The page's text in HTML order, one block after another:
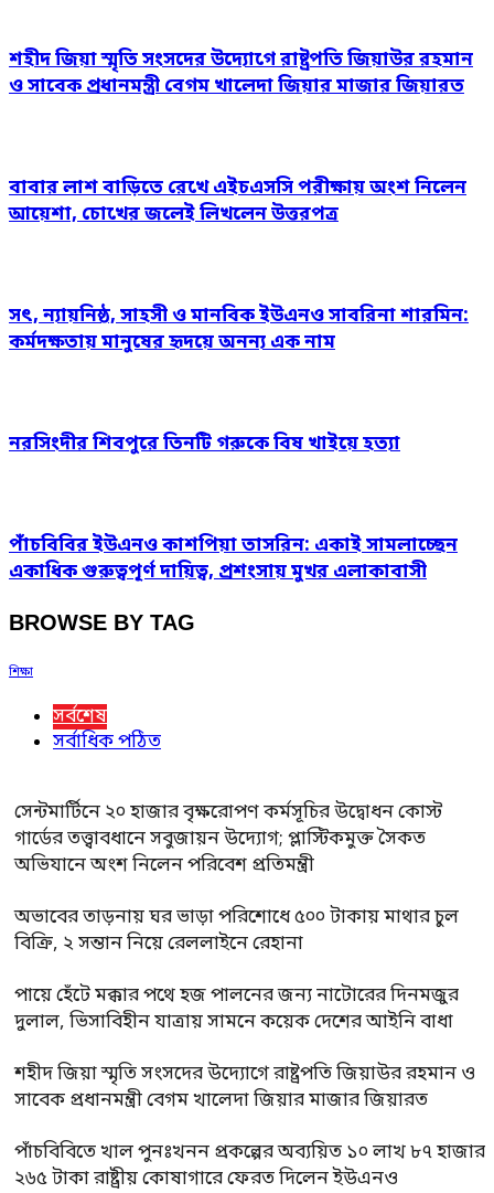
শহীদ জিয়া স্মৃতি সংসদের উদ্যোগে রাষ্ট্রপতি জিয়াউর রহমান
ও সাবেক প্রধানমন্ত্রী বেগম খালেদা জিয়ার মাজার জিয়ারত
বাবার লাশ বাড়িতে রেখে এইচএসসি পরীক্ষায় অংশ নিলেন
আয়েশা, চোখের জলেই লিখলেন উত্তরপত্র
সৎ, ন্যায়নিষ্ঠ, সাহসী ও মানবিক ইউএনও সাবরিনা শারমিন:
কর্মদক্ষতায় মানুষের হৃদয়ে অনন্য এক নাম
নরসিংদীর শিবপুরে তিনটি গরুকে বিষ খাইয়ে হত্যা
পাঁচবিবির ইউএনও কাশপিয়া তাসরিন: একাই সামলাচ্ছেন
একাধিক গুরুত্বপূর্ণ দায়িত্ব, প্রশংসায় মুখর এলাকাবাসী
BROWSE BY TAG
শিক্ষা
সর্বশেষ
সর্বাধিক পঠিত
সেন্টমার্টিনে ২০ হাজার বৃক্ষরোপণ কর্মসূচির উদ্বোধন কোস্ট
গার্ডের তত্ত্বাবধানে সবুজায়ন উদ্যোগ; প্লাস্টিকমুক্ত সৈকত
অভিযানে অংশ নিলেন পরিবেশ প্রতিমন্ত্রী
অভাবের তাড়নায় ঘর ভাড়া পরিশোধে ৫০০ টাকায় মাথার চুল
বিক্রি, ২ সন্তান নিয়ে রেললাইনে রেহানা
পায়ে হেঁটে মক্কার পথে হজ পালনের জন্য নাটোরের দিনমজুর
দুলাল, ভিসাবিহীন যাত্রায় সামনে কয়েক দেশের আইনি বাধা
শহীদ জিয়া স্মৃতি সংসদের উদ্যোগে রাষ্ট্রপতি জিয়াউর রহমান ও
সাবেক প্রধানমন্ত্রী বেগম খালেদা জিয়ার মাজার জিয়ারত
পাঁচবিবিতে খাল পুনঃখনন প্রকল্পের অব্যয়িত ১০ লাখ ৮৭ হাজার
২৬৫ টাকা রাষ্ট্রীয় কোষাগারে ফেরত দিলেন ইউএনও